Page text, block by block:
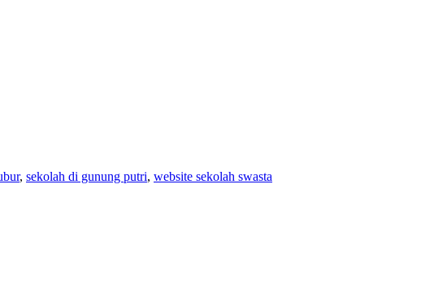
, sekolah di gunung putri, website sekolah swasta